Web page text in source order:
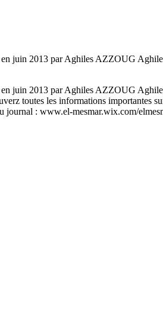
juin 2013 par Aghiles AZZOUG
juin 2013 par Aghiles AZZOUG
toutes les informations importantes
: www.el-mesmar.wix.com/